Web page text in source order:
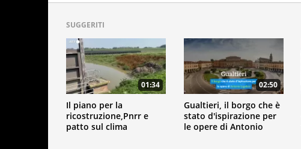
SUGGERITI
01:34
Il piano per la
ricostruzione,Pnrr e
patto sul clima
02:50
Gualtieri, il borgo che è
stato d'ispirazione per
le opere di Antonio